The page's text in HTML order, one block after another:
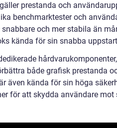
prestanda och
benchmarktester och
och mer stabila än
kända för sin snabba
både grafisk prestanda
även kända för sin höga
för att skydda användare